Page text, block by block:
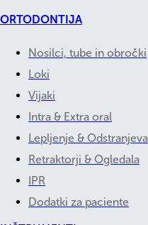
ORTODONTIJA
Nosilci, tube in obročki
Loki
Vijaki
Intra & Extra oral
Lepljenje &
Retraktorji & Ogledala
IPR
Dodatki za paciente